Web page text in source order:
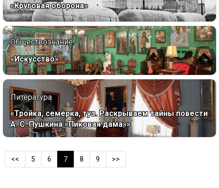
«Круговая оборона»
Обществознание
«Искусство»
Литература
«Тройка, семёрка, туз. Раскрываем тайны повести
А. С. Пушкина «Пиковая дама»»
<< 5 6 7 8 9 >>